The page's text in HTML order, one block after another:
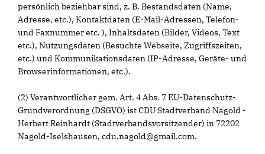
persönlich beziehbar sind, z. B. Bestandsdaten (Name,
Adresse, etc.), Kontaktdaten (E-Mail-Adressen, Telefon-
und Faxnummer etc. ), Inhaltsdaten (Bilder, Videos, Text
etc.), Nutzungsdaten (Besuchte Webseite, Zugriffszeiten,
etc.) und Kommunikationsdaten (IP-Adresse, Geräte- und
Browserinformationen, etc.).
(2) Verantwortlicher gem. Art. 4 Abs. 7 EU-Datenschutz-
Grundverordnung (DSGVO) ist CDU Stadtverband Nagold -
Herbert Reinhardt (Stadtverbandsvorsitzender) in 72202
Nagold-Iselshausen, cdu.nagold@gmail.com.